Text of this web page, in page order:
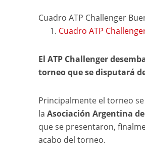
Cuadro ATP Challenger
Cuadro ATP
El ATP Challenger
torneo que se disputará
Principalmente el torneo
la Asociación Argentina
que se presentaron,
acabo del torneo.